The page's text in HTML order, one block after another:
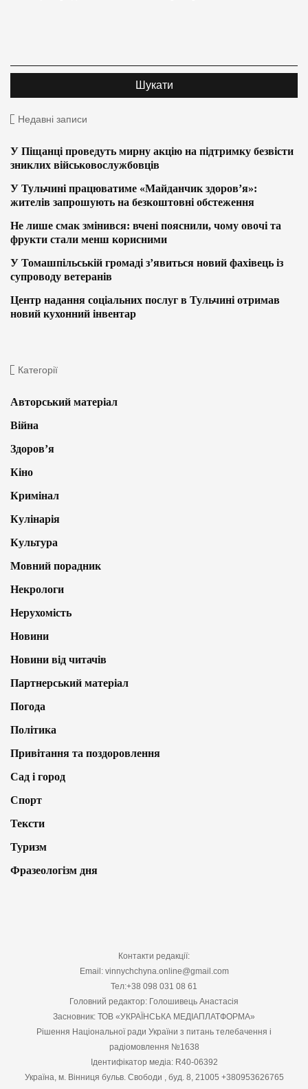
Недавні записи
У Піщанці проведуть мирну акцію на підтримку безвісти
зниклих військовослужбовців
У Тульчині працюватиме «Майданчик здоров’я»:
жителів запрошують на безкоштовні обстеження
Не лише смак змінився: вчені пояснили, чому овочі та
фрукти стали менш корисними
У Томашпільській громаді з’явиться новий фахівець із
супроводу ветеранів
Центр надання соціальних послуг в Тульчині отримав
новий кухонний інвентар
Категорії
Авторський матеріал
Війна
Здоров’я
Кіно
Кримінал
Кулінарія
Культура
Мовний порадник
Некрологи
Нерухомість
Новини
Новини від читачів
Партнерський матеріал
Погода
Політика
Привітання та поздоровлення
Сад і город
Спорт
Тексти
Туризм
Фразеологізм дня
Контакти редакції:
Email: vinnychchyna.online@gmail.com
Тел:+38 098 031 08 61
Головний редактор: Голошивець Анастасія
Засновник: ТОВ «УКРАЇНСЬКА МЕДІАПЛАТФОРМА»
Рішення Національної ради України з питань телебачення і
радіомовлення №1638
Ідентифікатор медіа: R40-06392
Україна, м. Вінниця бульв. Свободи , буд. 8, 21005 +380953626765